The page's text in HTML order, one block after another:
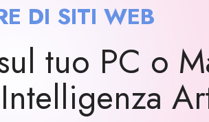
DI SITI WEB
tuo PC o